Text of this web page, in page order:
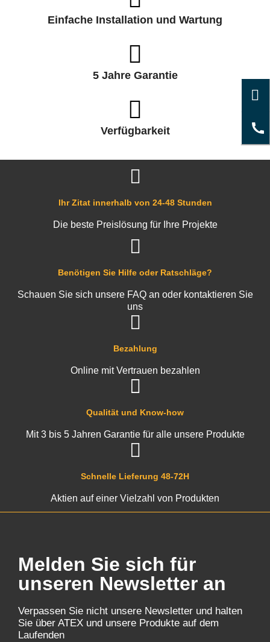
Einfache Installation und Wartung
5 Jahre Garantie
Verfügbarkeit
Schnelle Lieferung 48-72H
Aktien auf einer Vielzahl von Produkten
Qualität und Know-how
Mit 3 bis 5 Jahren Garantie für alle unsere Produkte
Bezahlung
Online mit Vertrauen bezahlen
Benötigen Sie Hilfe oder Ratschläge?
Schauen Sie sich unsere FAQ an oder kontaktieren Sie
uns
Ihr Zitat innerhalb von 24-48 Stunden
Die beste Preislösung für Ihre Projekte
Melden Sie sich für
unseren Newsletter an
Verpassen Sie nicht unsere Newsletter und halten
Sie über ATEX und unsere Produkte auf dem
Laufenden